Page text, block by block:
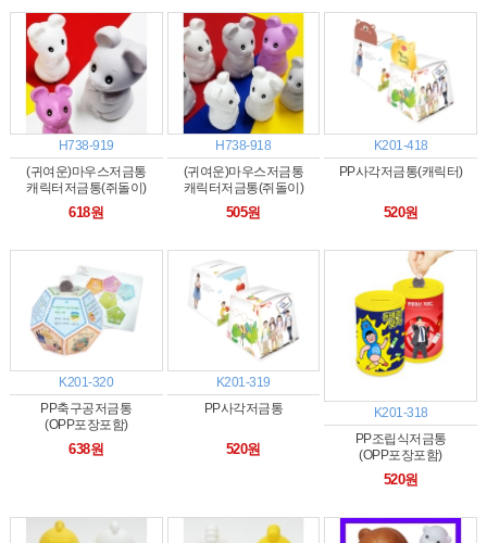
H738-919
(귀여운)마우스저금통
캐릭터저금통(쥐돌이)
띠저금통-빅디자인
618원
H738-918
(귀여운)마우스저금통
캐릭터저금통(쥐돌이)
띠저금통-보급형
505원
K201-418
PP사각저금통(캐릭터)
520원
K201-320
PP축구공저금통
(OPP포장포함)
638원
K201-319
PP사각저금통
520원
K201-318
PP조립식저금통
(OPP포장포함)
520원